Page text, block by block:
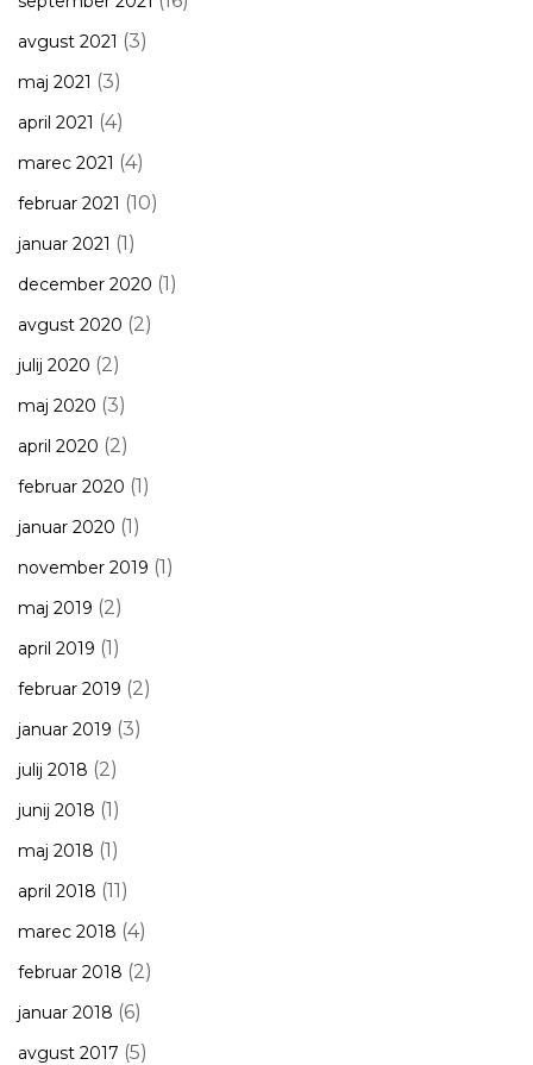
avgust 2021 (3)
maj 2021 (3)
april 2021 (4)
marec 2021 (4)
februar 2021 (10)
januar 2021 (1)
december 2020 (1)
avgust 2020 (2)
julij 2020 (2)
maj 2020 (3)
april 2020 (2)
februar 2020 (1)
januar 2020 (1)
november 2019 (1)
maj 2019 (2)
april 2019 (1)
februar 2019 (2)
januar 2019 (3)
julij 2018 (2)
junij 2018 (1)
maj 2018 (1)
april 2018 (11)
marec 2018 (4)
februar 2018 (2)
januar 2018 (6)
avgust 2017 (5)